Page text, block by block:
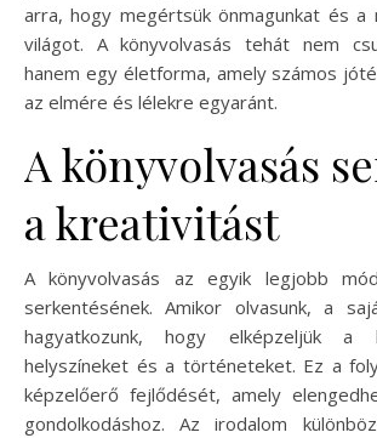
arra, hogy megértsük önmagunkat és a
világot. A könyvolvasás tehát nem
hanem egy életforma, amely számos
az elmére és lélekre egyaránt.
A könyvolvasás
a kreativitást
A könyvolvasás az egyik legjobb
serkentésének. Amikor olvasunk, a
hagyatkozunk, hogy elképzeljük a
helyszíneket és a történeteket. Ez a
képzelőerő fejlődését, amely
gondolkodáshoz. Az irodalom